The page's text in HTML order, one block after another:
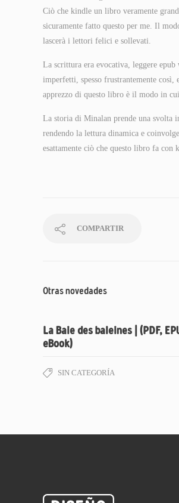
Ciò che kindle un libro veramente
sicuramente fatto questo per me. Il
lascerà i lettori felici e sollevati.
La scrittura era evocativa, leggere
imperfetti, spesso frustrantemente così,
apprezzo di questo libro è il modo in
La storia di Minalan prende una svolta
rendendo la lettura dinamica e
esattamente ciò che questo libro fa
COMPARTIR
Otras novedades
La Baie des baleines | (PDF,
eBook)
SIN CATEGORÍA